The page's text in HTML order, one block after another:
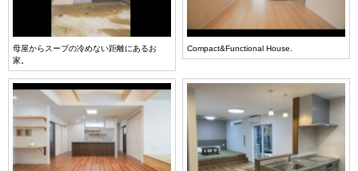
母屋からスープの冷めない距離にあるお
家。
Compact&Functional House.